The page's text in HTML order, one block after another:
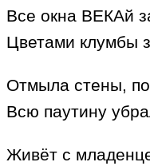
Все окна ВЕКАй
Цветами клумбы
Отмыла стены,
Всю паутину
Живёт с